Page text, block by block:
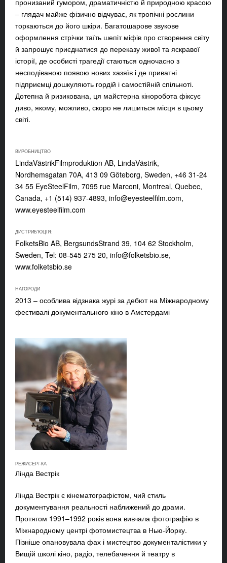
пронизаний гумором, драматичністю й природною красою
– глядач майже фізично відчуває, як тропічні рослини
торкаються до його шкіри. Багатошарове звукове
оформлення стрічки таїть шепіт міфів про створення світу
й запрошує приєднатися до переказу живої та яскравої
історії, де особисті трагедії стаються одночасно з
несподіваною появою нових хазяїв і де приватні
підприємці дошкуляють гордій і самостійній спільноті.
Дотепна й ризикована, ця майстерна кіноробота фіксує
диво, якому, можливо, скоро не лишиться місця в цьому
світі.
ВИРОБНИЦТВО
LindaVästrikFilmproduktion AB, LindaVästrik,
Nordhemsgatan 70A, 413 09 Göteborg, Sweden, +46 31-24
34 55 EyeSteelFilm, 7095 rue Marconi, Montreal, Quebec,
Canada, +1 (514) 937-4893, info@eyesteelfilm.com,
www.eyesteelfilm.com
ДИСТРИБ'ЮЦІЯ:
FolketsBio AB, BergsundsStrand 39, 104 62 Stockholm,
Sweden, Tel: 08-545 275 20, info@folketsbio.se,
www.folketsbio.se
НАГОРОДИ
2013 – особлива відзнака журі за дебют на Міжнародному
фестивалі документального кіно в Амстердамі
РЕЖИСЕР/-КА
Лінда Вестрік
Лінда Вестрік є кінематографістом, чий стиль
документування реальності наближений до драми.
Протягом 1991–1992 років вона вивчала фотографію в
Міжнародному центрі фотомистецтва в Нью-Йорку.
Пізніше опановувала фах і мистецтво документалістики у
Вищій школі кіно, радіо, телебачення й театру в